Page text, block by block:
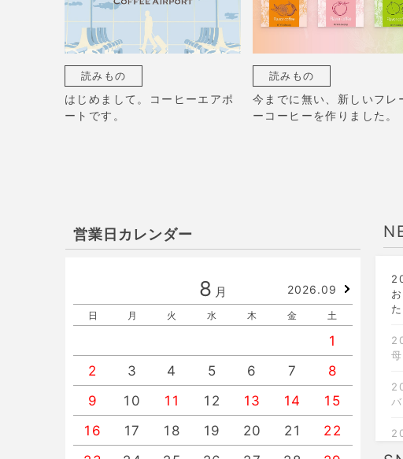
読みもの
はじめまして。コーヒーエアポ
ートです。
読みもの
今までに無い、新しいフレ
ーコーヒーを作りました。
営業日カレンダー
8 月 2026.09
日 月 火 水 木 金 土
1
2
3 4 5 6 7
8
9
10 11 12 13 14
15
16
17 18 19 20 21
22
日
13
20
た